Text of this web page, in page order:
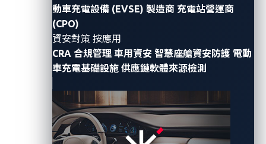
動車充電設備 (EVSE) 製造商 充電站營運商
(CPO)
資安對策 按應用
CRA 合規管理 車用資安 智慧座艙資安防護 電動
車充電基礎設施 供應鏈軟體來源檢測